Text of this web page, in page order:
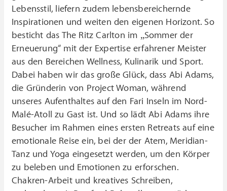
Lebensstil, liefern zudem lebensbereichernde
Inspirationen und weiten den eigenen Horizont. So
besticht das The Ritz Carlton im „Sommer der
Erneuerung“ mit der Expertise erfahrener Meister
aus den Bereichen Wellness, Kulinarik und Sport.
Dabei haben wir das große Glück, dass Abi Adams,
die Gründerin von Project Woman, während
unseres Aufenthaltes auf den Fari Inseln im Nord-
Malé-Atoll zu Gast ist. Und so lädt Abi Adams ihre
Besucher im Rahmen eines ersten Retreats auf eine
emotionale Reise ein, bei der der Atem, Meridian-
Tanz und Yoga eingesetzt werden, um den Körper
zu beleben und Emotionen zu erforschen.
Chakren-Arbeit und kreatives Schreiben,